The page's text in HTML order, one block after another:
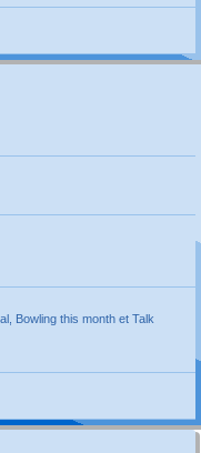
Bowling this month et Talk